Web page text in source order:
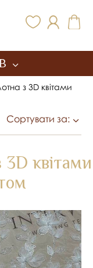
з 3D квітами
Сортувати за:
квітами